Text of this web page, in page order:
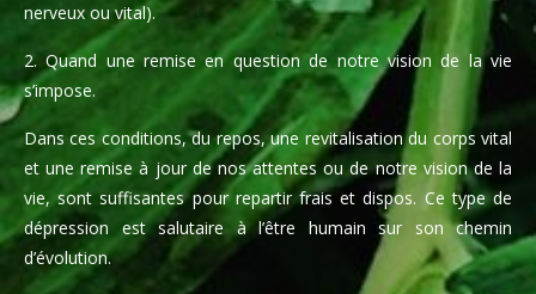
nerveux ou vital).
2. Quand une remise en question de notre vision de la vie
s’impose.
Dans ces conditions, du repos, une revitalisation du corps vital
et une remise à jour de nos attentes ou de notre vision de la
vie, sont suffisantes pour repartir frais et dispos. Ce type de
dépression est salutaire à l’être humain sur son chemin
d’évolution.